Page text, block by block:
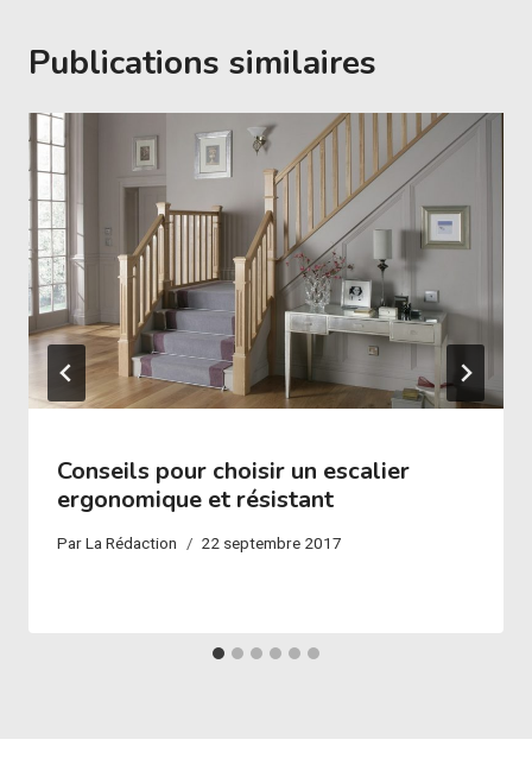
Publications similaires
Conseils pour choisir un escalier
ergonomique et résistant
ParLa Rédaction 22 septembre 2017